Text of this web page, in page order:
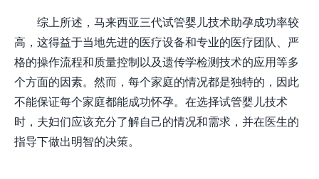
综上所述，马来西亚三代试管婴儿技术助孕成功率较
高，这得益于当地先进的医疗设备和专业的医疗团队、严
格的操作流程和质量控制以及遗传学检测技术的应用等多
个方面的因素。然而，每个家庭的情况都是独特的，因此
不能保证每个家庭都能成功怀孕。在选择试管婴儿技术
时，夫妇们应该充分了解自己的情况和需求，并在医生的
指导下做出明智的决策。